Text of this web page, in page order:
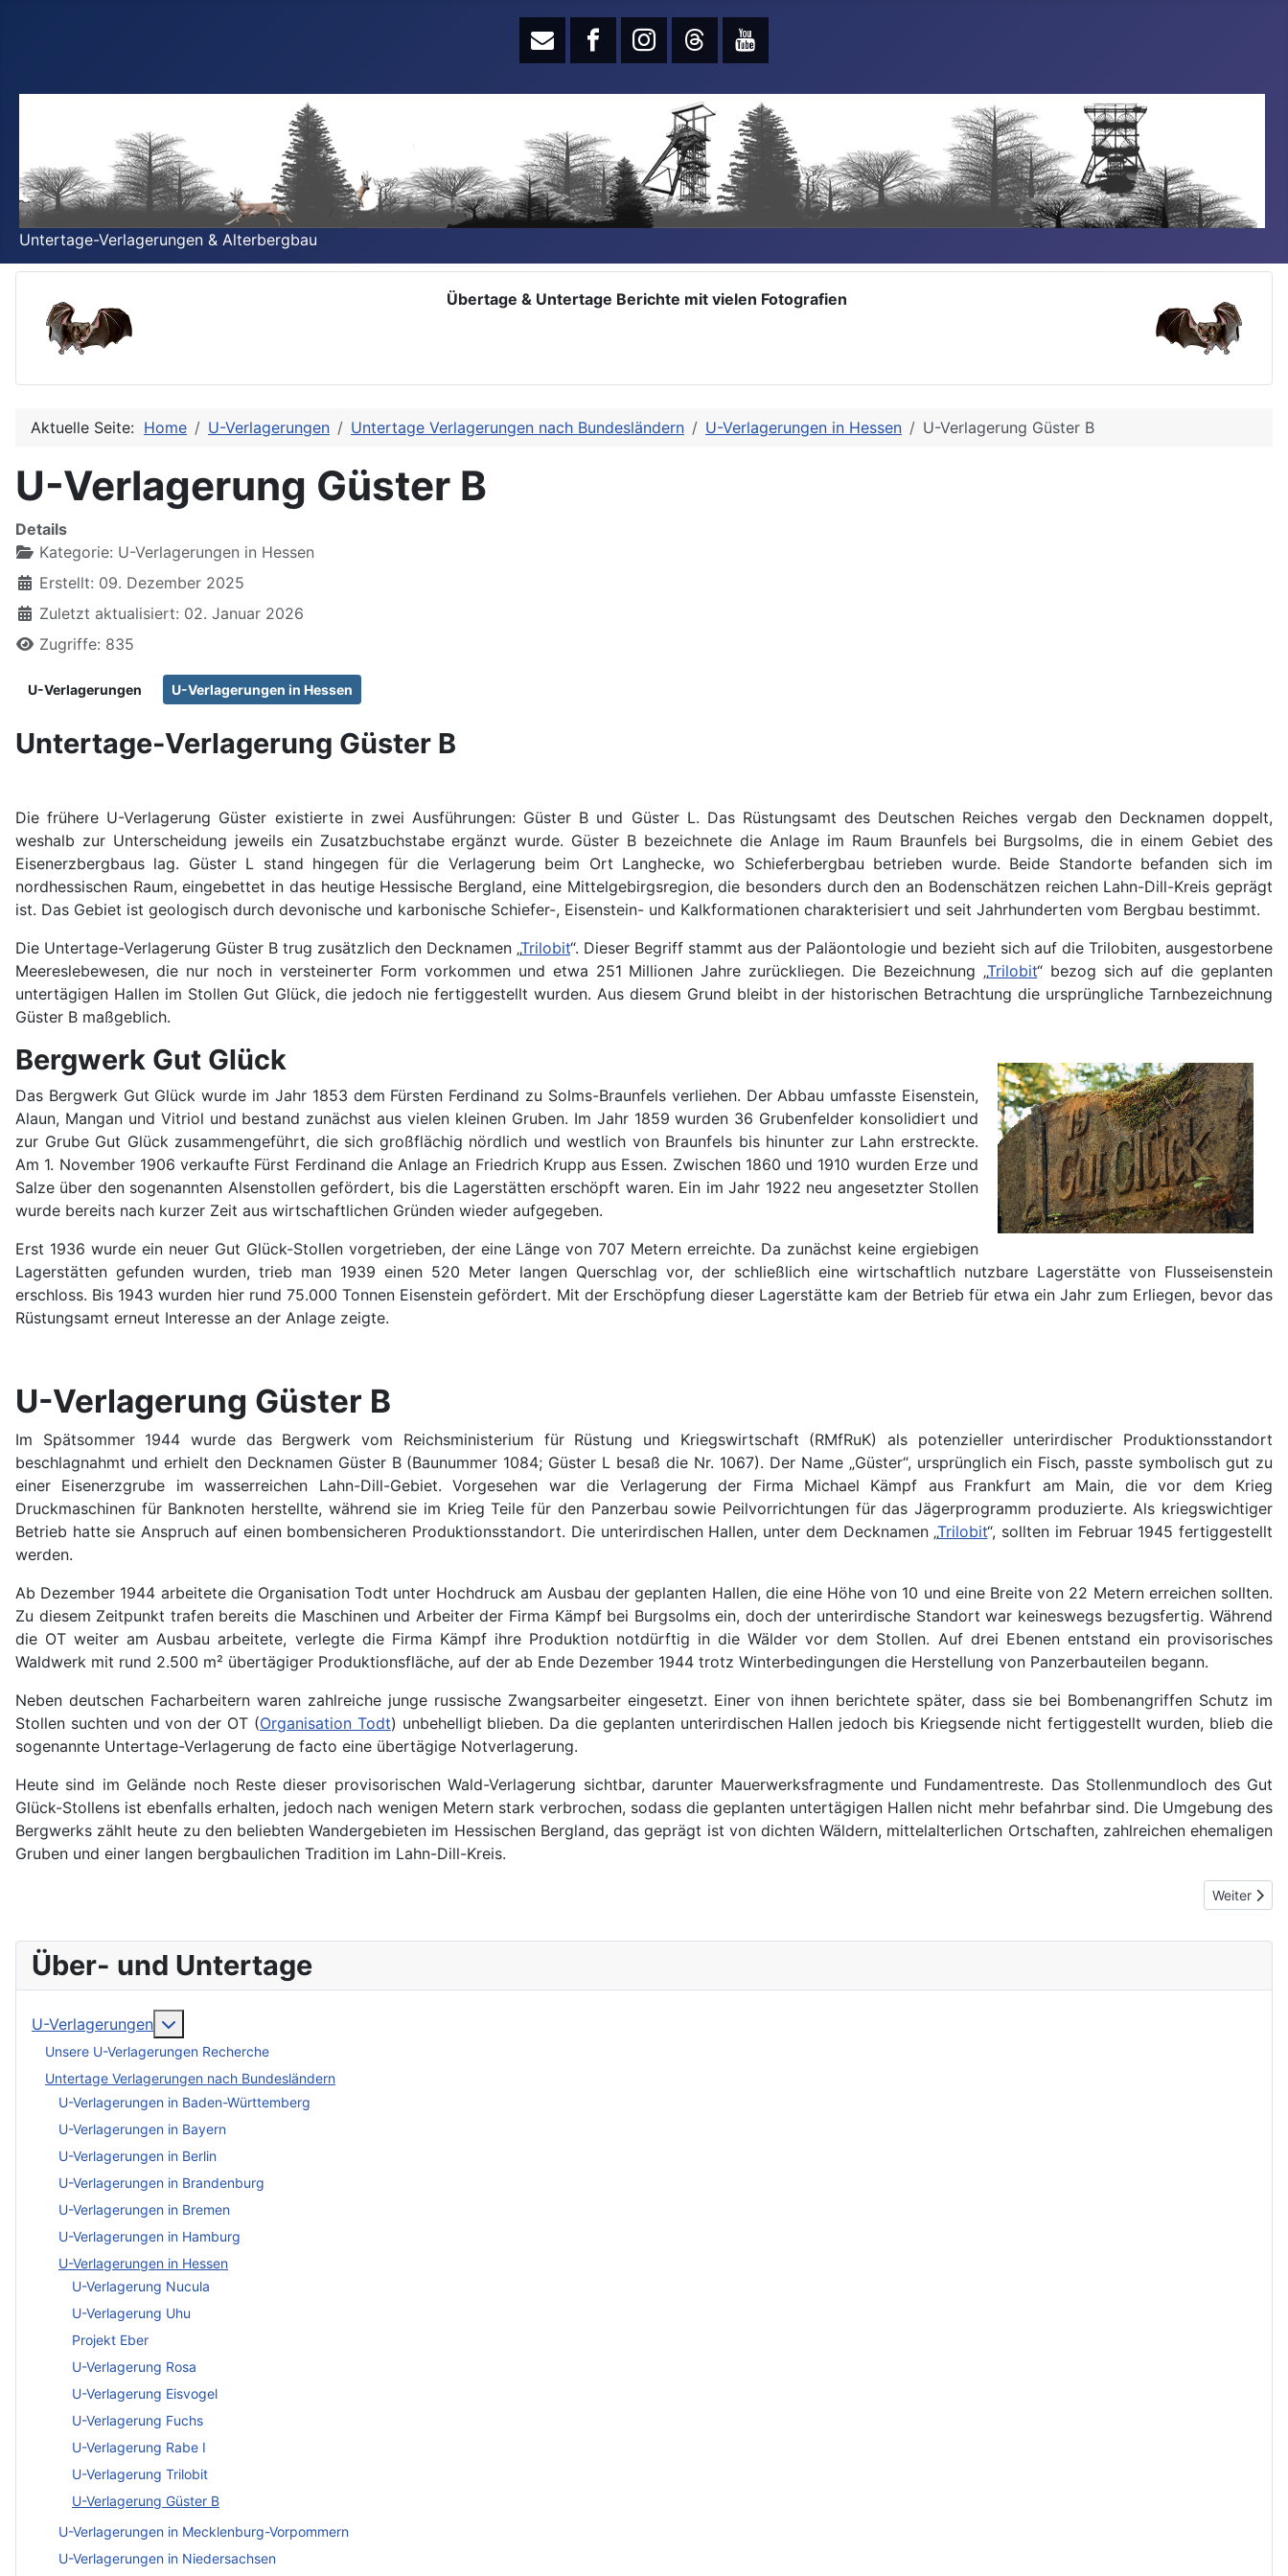
Untertage-Verlagerungen & Alterbergbau
Übertage & Untertage Berichte mit vielen Fotografien
Aktuelle Seite: Home U-Verlagerungen Untertage Verlagerungen nach Bundesländern U-Verlagerungen in Hessen U-Verlagerung Güster B
U-Verlagerung Güster B
Details
Kategorie: U-Verlagerungen in Hessen
Erstellt: 09. Dezember 2025
Zuletzt aktualisiert: 02. Januar 2026
Zugriffe: 835
U-Verlagerungen U-Verlagerungen in Hessen
Untertage-Verlagerung Güster B
Die frühere U-Verlagerung Güster existierte in zwei Ausführungen: Güster B und Güster L. Das Rüstungsamt des Deutschen Reiches vergab den Decknamen doppelt,
weshalb zur Unterscheidung jeweils ein Zusatzbuchstabe ergänzt wurde. Güster B bezeichnete die Anlage im Raum Braunfels bei Burgsolms, die in einem Gebiet des
Eisenerzbergbaus lag. Güster L stand hingegen für die Verlagerung beim Ort Langhecke, wo Schieferbergbau betrieben wurde. Beide Standorte befanden sich im
nordhessischen Raum, eingebettet in das heutige Hessische Bergland, eine Mittelgebirgsregion, die besonders durch den an Bodenschätzen reichen Lahn-Dill-Kreis geprägt
ist. Das Gebiet ist geologisch durch devonische und karbonische Schiefer-, Eisenstein- und Kalkformationen charakterisiert und seit Jahrhunderten vom Bergbau bestimmt.
Die Untertage-Verlagerung Güster B trug zusätzlich den Decknamen „Trilobit“. Dieser Begriff stammt aus der Paläontologie und bezieht sich auf die Trilobiten, ausgestorbene
Meereslebewesen, die nur noch in versteinerter Form vorkommen und etwa 251 Millionen Jahre zurückliegen. Die Bezeichnung „Trilobit“ bezog sich auf die geplanten
untertägigen Hallen im Stollen Gut Glück, die jedoch nie fertiggestellt wurden. Aus diesem Grund bleibt in der historischen Betrachtung die ursprüngliche Tarnbezeichnung
Güster B maßgeblich.
Bergwerk Gut Glück
Das Bergwerk Gut Glück wurde im Jahr 1853 dem Fürsten Ferdinand zu Solms-Braunfels verliehen. Der Abbau umfasste Eisenstein,
Alaun, Mangan und Vitriol und bestand zunächst aus vielen kleinen Gruben. Im Jahr 1859 wurden 36 Grubenfelder konsolidiert und
zur Grube Gut Glück zusammengeführt, die sich großflächig nördlich und westlich von Braunfels bis hinunter zur Lahn erstreckte.
Am 1. November 1906 verkaufte Fürst Ferdinand die Anlage an Friedrich Krupp aus Essen. Zwischen 1860 und 1910 wurden Erze und
Salze über den sogenannten Alsenstollen gefördert, bis die Lagerstätten erschöpft waren. Ein im Jahr 1922 neu angesetzter Stollen
wurde bereits nach kurzer Zeit aus wirtschaftlichen Gründen wieder aufgegeben.
Erst 1936 wurde ein neuer Gut Glück-Stollen vorgetrieben, der eine Länge von 707 Metern erreichte. Da zunächst keine ergiebigen
Lagerstätten gefunden wurden, trieb man 1939 einen 520 Meter langen Querschlag vor, der schließlich eine wirtschaftlich nutzbare Lagerstätte von Flusseisenstein
erschloss. Bis 1943 wurden hier rund 75.000 Tonnen Eisenstein gefördert. Mit der Erschöpfung dieser Lagerstätte kam der Betrieb für etwa ein Jahr zum Erliegen, bevor das
Rüstungsamt erneut Interesse an der Anlage zeigte.
U-Verlagerung Güster B
Im Spätsommer 1944 wurde das Bergwerk vom Reichsministerium für Rüstung und Kriegswirtschaft (RMfRuK) als potenzieller unterirdischer Produktionsstandort
beschlagnahmt und erhielt den Decknamen Güster B (Baunummer 1084; Güster L besaß die Nr. 1067). Der Name „Güster“, ursprünglich ein Fisch, passte symbolisch gut zu
einer Eisenerzgrube im wasserreichen Lahn-Dill-Gebiet. Vorgesehen war die Verlagerung der Firma Michael Kämpf aus Frankfurt am Main, die vor dem Krieg
Druckmaschinen für Banknoten herstellte, während sie im Krieg Teile für den Panzerbau sowie Peilvorrichtungen für das Jägerprogramm produzierte. Als kriegswichtiger
Betrieb hatte sie Anspruch auf einen bombensicheren Produktionsstandort. Die unterirdischen Hallen, unter dem Decknamen „Trilobit“, sollten im Februar 1945 fertiggestellt
werden.
Ab Dezember 1944 arbeitete die Organisation Todt unter Hochdruck am Ausbau der geplanten Hallen, die eine Höhe von 10 und eine Breite von 22 Metern erreichen sollten.
Zu diesem Zeitpunkt trafen bereits die Maschinen und Arbeiter der Firma Kämpf bei Burgsolms ein, doch der unterirdische Standort war keineswegs bezugsfertig. Während
die OT weiter am Ausbau arbeitete, verlegte die Firma Kämpf ihre Produktion notdürftig in die Wälder vor dem Stollen. Auf drei Ebenen entstand ein provisorisches
Waldwerk mit rund 2.500 m² übertägiger Produktionsfläche, auf der ab Ende Dezember 1944 trotz Winterbedingungen die Herstellung von Panzerbauteilen begann.
Neben deutschen Facharbeitern waren zahlreiche junge russische Zwangsarbeiter eingesetzt. Einer von ihnen berichtete später, dass sie bei Bombenangriffen Schutz im
Stollen suchten und von der OT (Organisation Todt) unbehelligt blieben. Da die geplanten unterirdischen Hallen jedoch bis Kriegsende nicht fertiggestellt wurden, blieb die
sogenannte Untertage-Verlagerung de facto eine übertägige Notverlagerung.
Heute sind im Gelände noch Reste dieser provisorischen Wald-Verlagerung sichtbar, darunter Mauerwerksfragmente und Fundamentreste. Das Stollenmundloch des Gut
Glück-Stollens ist ebenfalls erhalten, jedoch nach wenigen Metern stark verbrochen, sodass die geplanten untertägigen Hallen nicht mehr befahrbar sind. Die Umgebung des
Bergwerks zählt heute zu den beliebten Wandergebieten im Hessischen Bergland, das geprägt ist von dichten Wäldern, mittelalterlichen Ortschaften, zahlreichen ehemaligen
Gruben und einer langen bergbaulichen Tradition im Lahn-Dill-Kreis.
Nächster
Weiter
Über- und Untertage
U-Verlagerungen
Unsere U-Verlagerungen Recherche
Untertage Verlagerungen nach Bundesländern
U-Verlagerungen in Baden-Württemberg
U-Verlagerungen in Bayern
U-Verlagerungen in Berlin
U-Verlagerungen in Brandenburg
U-Verlagerungen in Bremen
U-Verlagerungen in Hamburg
U-Verlagerungen in Hessen
U-Verlagerung Nucula
U-Verlagerung Uhu
Projekt Eber
U-Verlagerung Rosa
U-Verlagerung Eisvogel
U-Verlagerung Fuchs
U-Verlagerung Rabe I
U-Verlagerung Trilobit
U-Verlagerung Güster B
U-Verlagerungen in Mecklenburg-Vorpommern
U-Verlagerungen in Niedersachsen